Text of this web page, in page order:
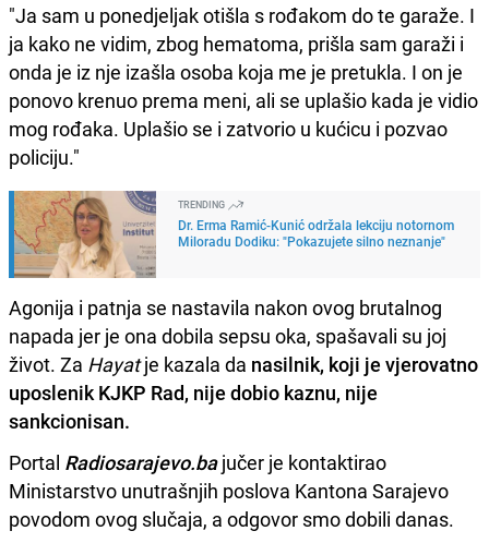
"Ja sam u ponedjeljak otišla s rođakom do te garaže. I
ja kako ne vidim, zbog hematoma, prišla sam garaži i
onda je iz nje izašla osoba koja me je pretukla. I on je
ponovo krenuo prema meni, ali se uplašio kada je vidio
mog rođaka. Uplašio se i zatvorio u kućicu i pozvao
policiju."
TRENDING
Dr. Erma Ramić-Kunić održala lekciju notornom
Miloradu Dodiku: "Pokazujete silno neznanje"
Agonija i patnja se nastavila nakon ovog brutalnog
napada jer je ona dobila sepsu oka, spašavali su joj
život. Za Hayatje kazala da nasilnik, koji je vjerovatno
uposlenik KJKP Rad, nije dobio kaznu, nije
sankcionisan.
Portal Radiosarajevo.bajučer je kontaktirao
Ministarstvo unutrašnjih poslova Kantona Sarajevo
povodom ovog slučaja, a odgovor smo dobili danas.